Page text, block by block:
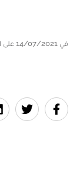
في 14/07/2021 على الساعة 14:32